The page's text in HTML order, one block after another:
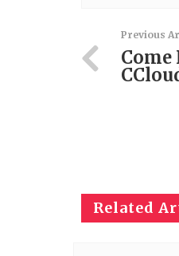
Previous
Come
Related